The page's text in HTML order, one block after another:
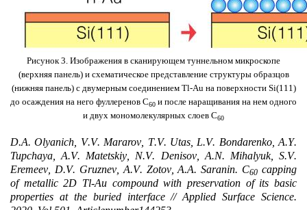
Рисунок 3. Изображения в сканирующем туннельном микроскопе
(верхняя панель) и схематическое представление структуры образцов
(нижняя панель) с двумерным соединением Tl-Au на поверхности Si(111)
до осаждения на него фуллеренов С60 и после наращивания на нем одного
и двух мономолекулярных слоев С60
D.A.Olyanich V.V. Mararov T.V. Utas, L.V. Bondarenko, A.Y.
Tupchaya ,A.V. Matetskiy N.V. Denisov, A.N. Mihalyuk,S.V.
Eremeev
D.V. Gruznev, A.V. Zotov,A.A.Saranin. C60 capping
of metallic 2D Tl-Au compound with preservation of its basic
properties at the buried interface // Applied Surface Science.